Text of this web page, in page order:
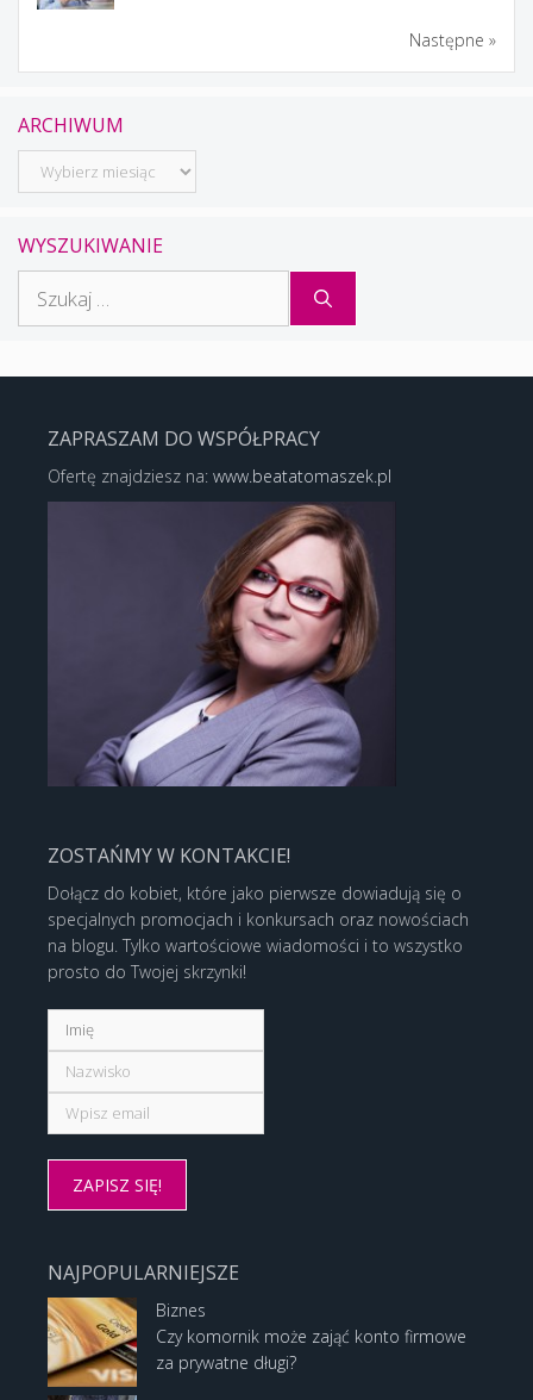
Następne »
ARCHIWUM
Archiwum
WYSZUKIWANIE
ZAPRASZAM DO WSPÓŁPRACY
Ofertę znajdziesz na: www.beatatomaszek.pl
ZOSTAŃMY W KONTAKCIE!
Dołącz do kobiet, które jako pierwsze dowiadują się o
specjalnych promocjach i konkursach oraz nowościach
na blogu. Tylko wartościowe wiadomości i to wszystko
prosto do Twojej skrzynki!
NAJPOPULARNIEJSZE
Biznes
Czy komornik może zająć konto firmowe
za prywatne długi?